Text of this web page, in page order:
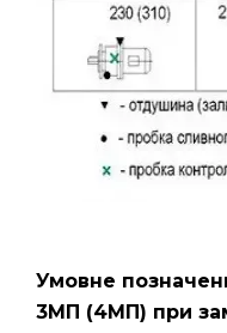
Умовне
3МП (4МП) при